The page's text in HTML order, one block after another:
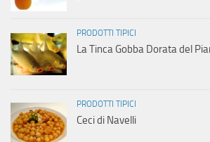
PRODOTTI TIPICI
La Tinca Gobba Dorata del
PRODOTTI TIPICI
Ceci di Navelli